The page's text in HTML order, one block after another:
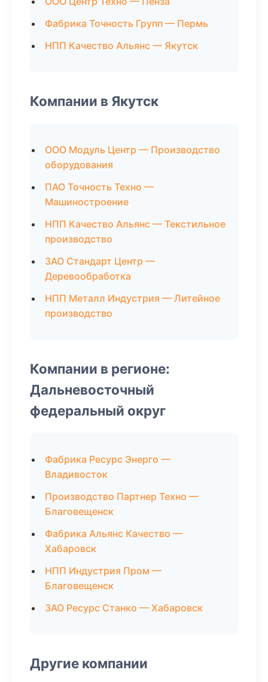
Фабрика Точность Групп — Пермь
НПП Качество Альянс — Якутск
Компании в Якутск
ООО Модуль Центр — Производство
оборудования
ПАО Точность Техно —
Машиностроение
НПП Качество Альянс — Текстильное
производство
ЗАО Стандарт Центр —
Деревообработка
НПП Металл Индустрия — Литейное
производство
Компании в регионе:
Дальневосточный
федеральный округ
Фабрика Ресурс Энерго —
Владивосток
Производство Партнер Техно —
Благовещенск
Фабрика Альянс Качество —
Хабаровск
НПП Индустрия Пром —
Благовещенск
ЗАО Ресурс Станко — Хабаровск
Другие компании